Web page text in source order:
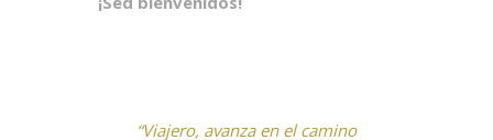
“Viajero, avanza en el camino